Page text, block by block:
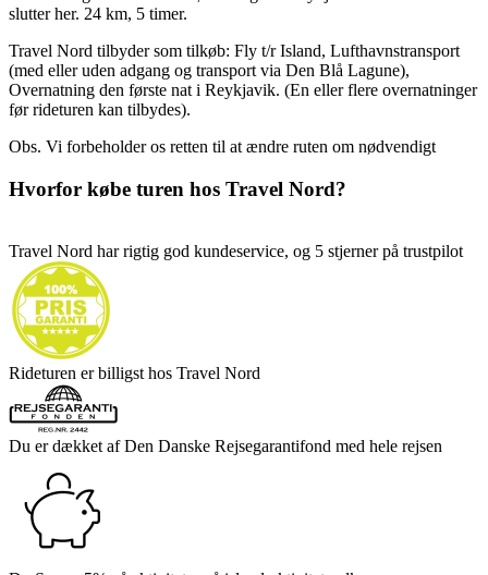
slutter her. 24 km, 5 timer.
Travel Nord tilbyder som tilkøb: Fly t/r Island, Lufthavnstransport
(med eller uden adgang og transport via Den Blå Lagune),
Overnatning den første nat i Reykjavik. (En eller flere overnatninger
før rideturen kan tilbydes).
Obs. Vi forbeholder os retten til at ændre ruten om nødvendigt
Hvorfor købe turen hos Travel Nord?
Travel Nord har rigtig god kundeservice, og 5 stjerner på trustpilot
Rideturen er billigst hos Travel Nord
Du er dækket af Den Danske Rejsegarantifond med hele rejsen